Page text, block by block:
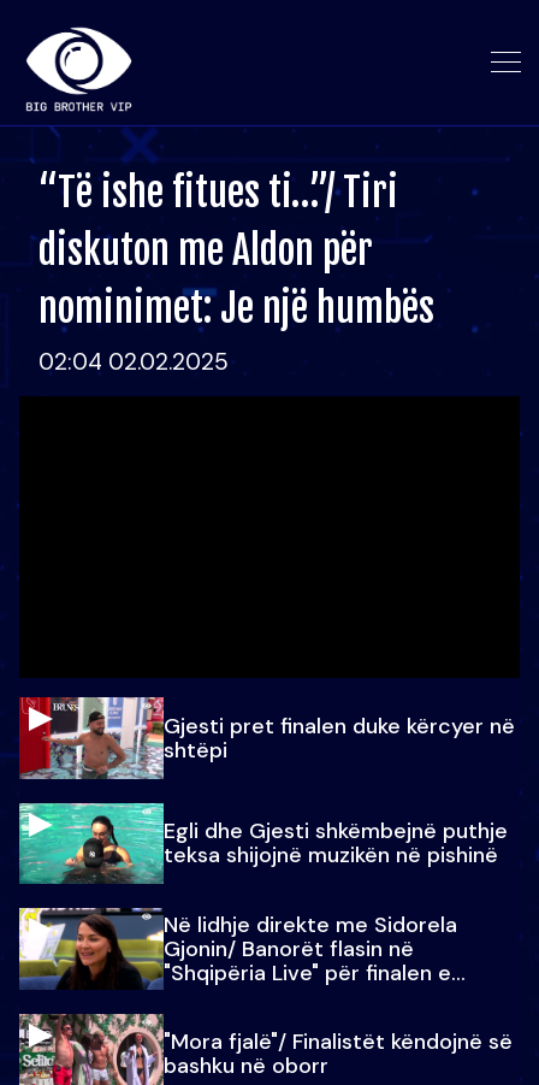
“Të ishe fitues ti…”/ Tiri
diskuton me Aldon për
nominimet: Je një humbës
02:04 02.02.2025
Gjesti pret finalen duke kërcyer në
shtëpi
Egli dhe Gjesti shkëmbejnë puthje
teksa shijojnë muzikën në pishinë
Në lidhje direkte me Sidorela
Gjonin/ Banorët flasin në
"Shqipëria Live" për finalen e
"Mora fjalë"/ Finalistët këndojnë së
bashku në oborr